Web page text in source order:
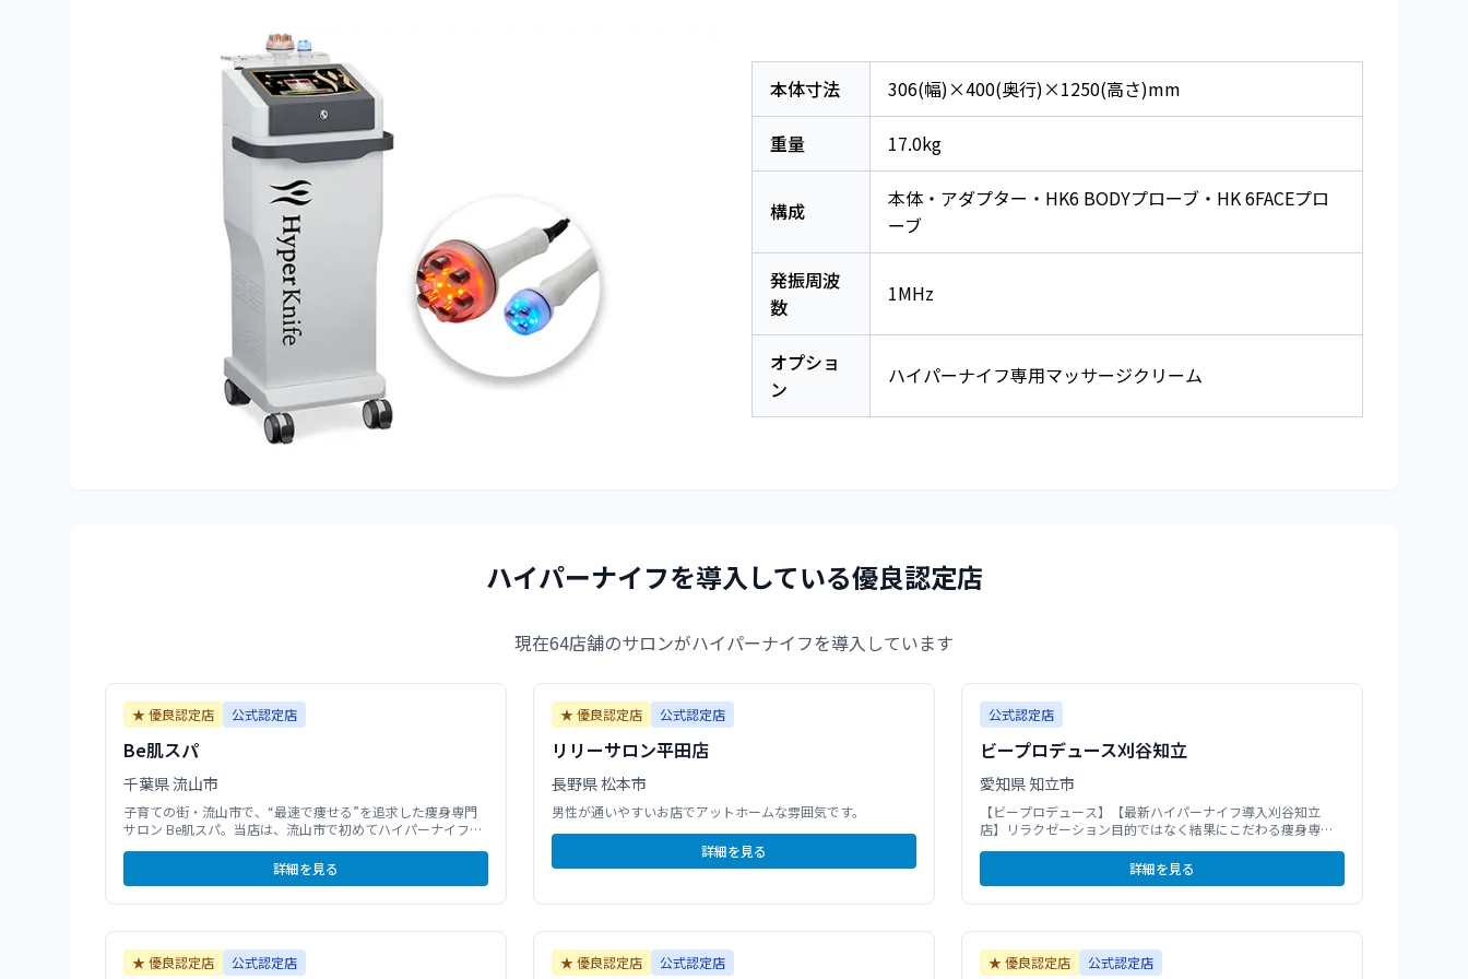
本体寸法 306(幅)×400(奥行)×1250(高さ)mm
重量 17.0kg
構成
本体・アダプター・HK6 BODYプローブ・HK 6FACEプロ
ーブ
発振周波
数
1MHz
オプショ
ン
ハイパーナイフ専用マッサージクリーム
ハイパーナイフを導入している優良認定店
現在64店舗のサロンがハイパーナイフを導入しています
★ 優良認定店 公式認定店
Be肌スパ
千葉県流山市
子育ての街・流山市で、“最速で痩せる”を追求した痩身専門
サロン Be肌スパ。当店は、流山市で初めてハイパーナイフシ
の本格ケアをご提供しています。 メーカー勤務経験をもつオ
ーナーが、熟練の技術で脂肪・むくみ・冷えに徹底した、メ
す。 忙しいママや働く女性でもしっかり結果が出るメニュー
構成にこだわり、ホームケアアドバイスまで徹底して行い、
安心して通える環境づくりも大切にしています。 痩せたいけ
詳細を見る
★ 優良認定店 公式認定店
リリーサロン平田店
長野県松本市
男性が通いやすいお店でアットホームな雰囲気です。
詳細を見る
公式認定店
ビープロデュース刈谷知立
愛知県 知立市
【ビープロデュース】【最新ハイパーナイフ導入刈谷知立
店】リラクゼーション目的ではなく結果にこだわる痩身専門
組み合わせ、狙うのは表面ではなく深部。ダブルアプローチ
で理想のお体へ導きます。一人ひとりのお身体に合わせたパ
詳細を見る
★ 優良認定店 公式認定店 ★ 優良認定店 公式認定店 ★ 優良認定店 公式認定店